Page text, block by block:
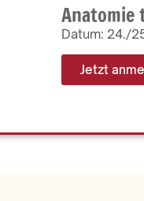
Anatomie
Datum: 24./
Jetzt